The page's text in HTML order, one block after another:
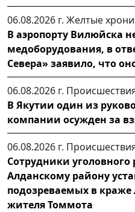
06.08.2026 г. Желтые
В аэропорту Вилюйска
медоборудования, в
Севера» заявило, что
06.08.2026 г.
В Якутии один из
компании осужден за
06.08.2026 г.
Сотрудники
Алданскому району
подозреваемых в
жителя Томмота